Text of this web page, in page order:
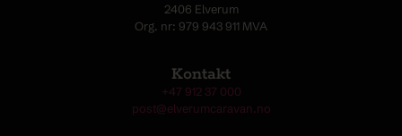
2406 Elverum
Org. nr: 979 943 911 MVA
Kontakt
+47 912 37 000
post@elverumcaravan.no